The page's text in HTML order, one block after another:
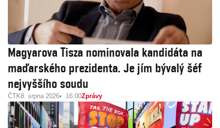
Magyarova Tisza nominovala kandidáta na
maďarského prezidenta. Je jím bývalý šéf
nejvyššího soudu
ČTK8. srpna 2026 16:00Zprávy